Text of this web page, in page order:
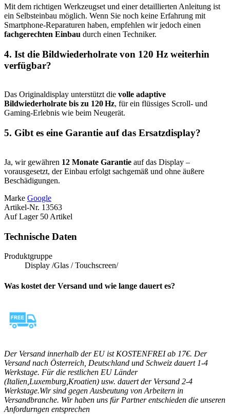
Mit dem richtigen Werkzeugset und einer detaillierten Anleitung ist
ein Selbsteinbau möglich. Wenn Sie noch keine Erfahrung mit
Smartphone-Reparaturen haben, empfehlen wir jedoch einen
fachgerechten Einbau durch einen Techniker.
4. Ist die Bildwiederholrate von 120 Hz weiterhin
verfügbar?
Das Originaldisplay unterstützt die volle adaptive
Bildwiederholrate bis zu 120 Hz, für ein flüssiges Scroll- und
Gaming-Erlebnis wie beim Neugerät.
5. Gibt es eine Garantie auf das Ersatzdisplay?
Ja, wir gewähren 12 Monate Garantie auf das Display –
vorausgesetzt, der Einbau erfolgt sachgemäß und ohne äußere
Beschädigungen.
Marke Google
Artikel-Nr. 13563
Auf Lager 50 Artikel
Technische Daten
Produktgruppe
Display /Glas / Touchscreen/
Was kostet der Versand und wie lange dauert es?
Der Versand innerhalb der EU ist KOSTENFREI ab 17€. Der
Versand nach Österreich, Deutschland und Schweiz dauert 1-4
Werkstage. Für die restlichen EU Länder
(Italien,Luxemburg,Kroatien) usw. dauert der Versand 2-4
Werkstage.Wir sind gegen Ausbeutung von Arbeitern in
Versandbranche. Wir haben uns für Partner entschieden die unseren
Anfordurngen entsprechen